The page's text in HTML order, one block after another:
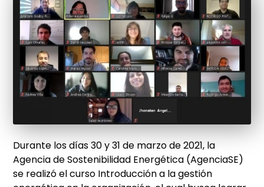
Durante los días 30 y 31 de marzo de 2021, la
Agencia de Sostenibilidad Energética (AgenciaSE)
se realizó el curso Introducción a la gestión